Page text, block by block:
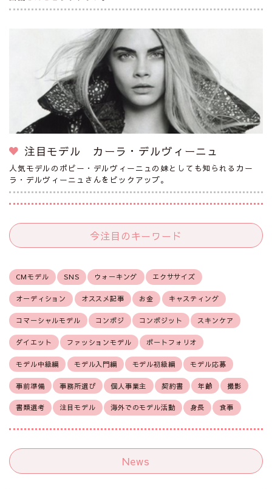
注目モデル カーラ・デルヴィーニュ
人気モデルのポピー・デルヴィーニュの妹としても知られるカー
ラ・デルヴィーニュさんをピックアップ。
今注目のキーワード
CMモデル SNS ウォーキング エクササイズ
オーディション オススメ記事 お金 キャスティング
コマーシャルモデル コンポジ コンポジット スキンケア
ダイエット ファッションモデル ポートフォリオ
モデル中級編 モデル入門編 モデル初級編 モデル応募
事前準備 事務所選び 個人事業主 契約書 年齢 撮影
書類選考 注目モデル 海外でのモデル活動 身長 食事
News